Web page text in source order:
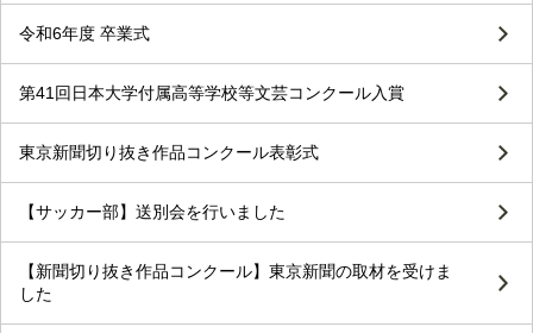
令和6年度 卒業式
第41回日本大学付属高等学校等文芸コンクール入賞
東京新聞切り抜き作品コンクール表彰式
【サッカー部】送別会を行いました
【新聞切り抜き作品コンクール】東京新聞の取材を受けま
した